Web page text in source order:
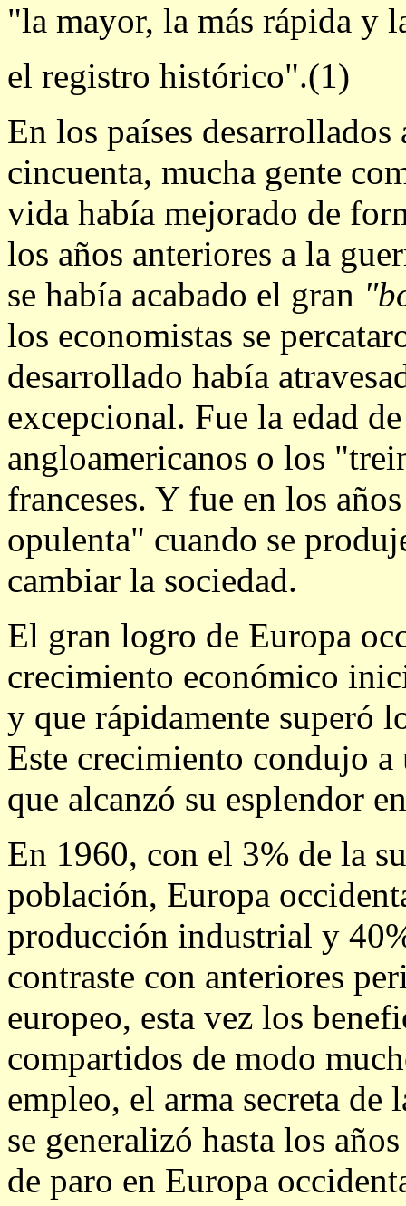
"la mayor, la más rápida y
el registro histórico".(1)
En los países
cincuenta, mucha gente
vida había mejorado de
los años anteriores a la
se había acabado el gran
los economistas se
desarrollado había
excepcional. Fue la edad
angloamericanos o los
franceses. Y fue en los
opulenta" cuando se
cambiar la sociedad.
El gran logro de Europa
crecimiento económico
y que rápidamente superó
Este crecimiento condujo
que alcanzó su esplendor
En 1960, con el 3% de la
población, Europa
producción industrial y
contraste con anteriores
europeo, esta vez los
compartidos de modo
empleo, el arma secreta
se generalizó hasta los
de paro en Europa